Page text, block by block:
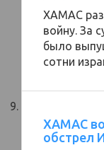
ХАМАС
войну. За
было
сотни
ХАМАС
обстрел